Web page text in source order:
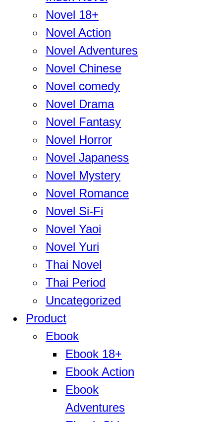
Novel 18+
Novel Action
Novel Adventures
Novel Chinese
Novel comedy
Novel Drama
Novel Fantasy
Novel Horror
Novel Japaness
Novel Mystery
Novel Romance
Novel Si-Fi
Novel Yaoi
Novel Yuri
Thai Novel
Thai Period
Uncategorized
Product
Ebook
Ebook 18+
Ebook Action
Ebook
Adventures